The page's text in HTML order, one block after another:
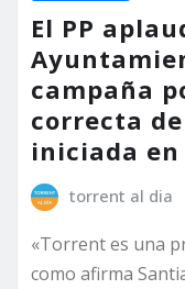
El PP
campaña
correcta
iniciada en
torrent al dia
«Torrent es una
como afirma